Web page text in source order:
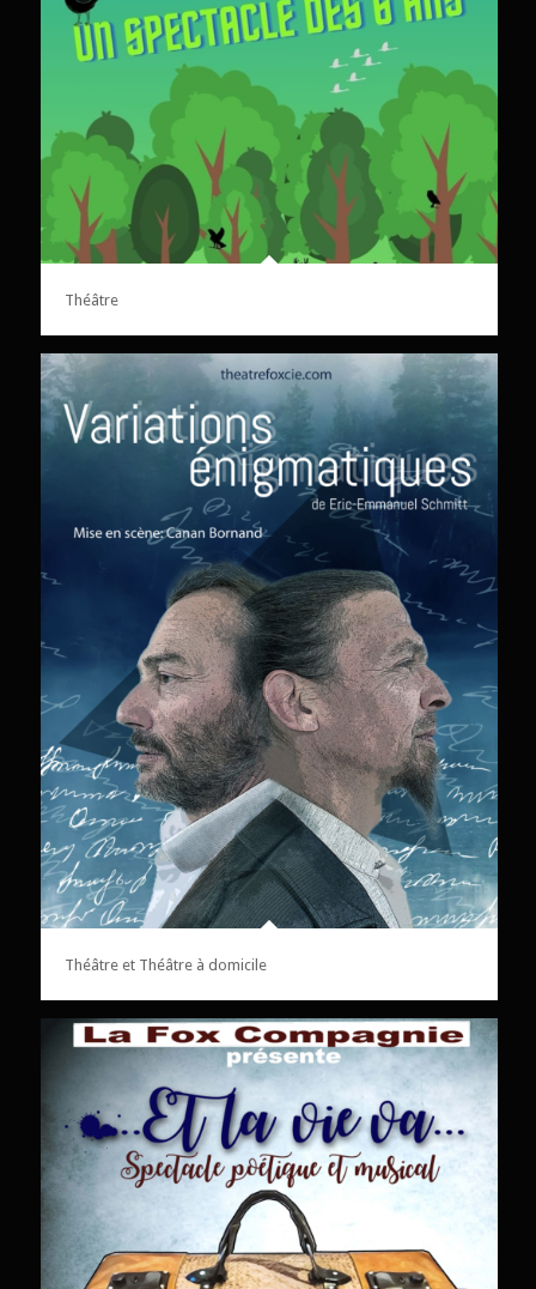
Théâtre
Théâtre et Théâtre à domicile